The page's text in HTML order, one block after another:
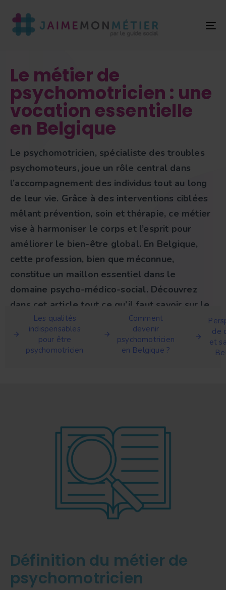
Le métier de
psychomotricien : une
vocation essentielle
en Belgique
Le psychomotricien, spécialiste des troubles
psychomoteurs, joue un rôle central dans
l’accompagnement des individus tout au long
de leur vie. Grâce à des interventions ciblées
mêlant prévention, soin et thérapie, ce métier
vise à harmoniser le corps et l’esprit pour
améliorer le bien-être global. En Belgique,
cette profession, bien que méconnue,
constitue un maillon essentiel dans le
domaine psycho-médico-social. Découvrez
dans cet article tout ce qu’il faut savoir sur le
psychomotricien : missions, formation, champs
d’action, débouchés et salaire.
Les qualités
indispensables
pour être
psychomotricien
Comment
devenir
psychomotricien
en Belgique ?
de
et
Définition du métier de
psychomotricien